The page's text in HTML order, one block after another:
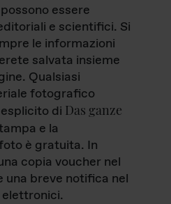
essere
e scientifici. Si
le informazioni
salvata insieme
Qualsiasi
fotografico
di Das ganze
e la
è gratuita. In
copia voucher nel
una breve notifica nel